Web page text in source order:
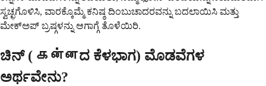
ಸ್ವಚ್ಛಗೊಳಿಸಿ, ವಾರಕ್ಕೊಮ್ಮೆ ಕನಿಷ್ಠ ದಿಂಬುಚಾದರವನ್ನು ಬದಲಾಯಿಸಿ ಮತ್ತು
ಮೇಕ್ಅಪ್ ಬ್ರಷ್ಗಳನ್ನು ಆಗಾಗ್ಗೆ ತೊಳೆಯಿರಿ.
ಚಿನ್ ( கன்னದ ಕೆಳಭಾಗ) ಮೊಡವೆಗಳ
ಅರ್ಥವೇನು?